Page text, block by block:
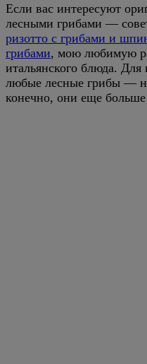
Если вас интересуют
лесными грибами —
ризотто с грибами и
грибами, мою любимую
итальянского блюда.
любые лесные грибы —
конечно, они еще